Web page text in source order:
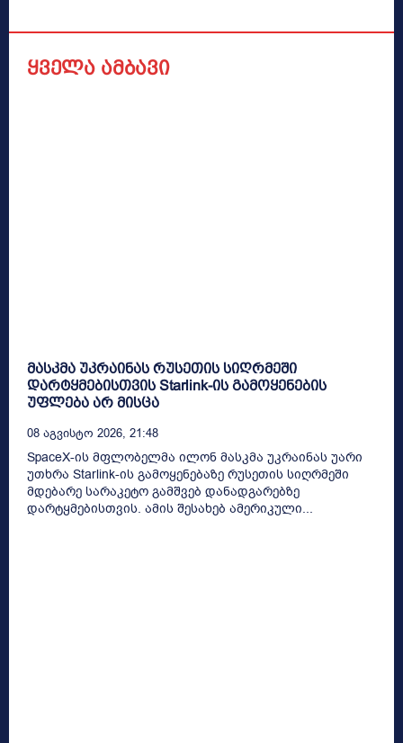
ყველა ამბავი
მასკმა უკრაინას რუსეთის სიღრმეში
დარტყმებისთვის Starlink-ის გამოყენების
უფლება არ მისცა
08 Აგვისტო 2026, 21:48
SpaceX-ის მფლობელმა ილონ მასკმა უკრაინას უარი
უთხრა Starlink-ის გამოყენებაზე რუსეთის სიღრმეში
მდებარე სარაკეტო გამშვებ დანადგარებზე
დარტყმებისთვის. ამის შესახებ ამერიკული...